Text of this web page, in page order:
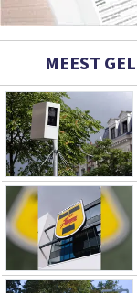
MEEST